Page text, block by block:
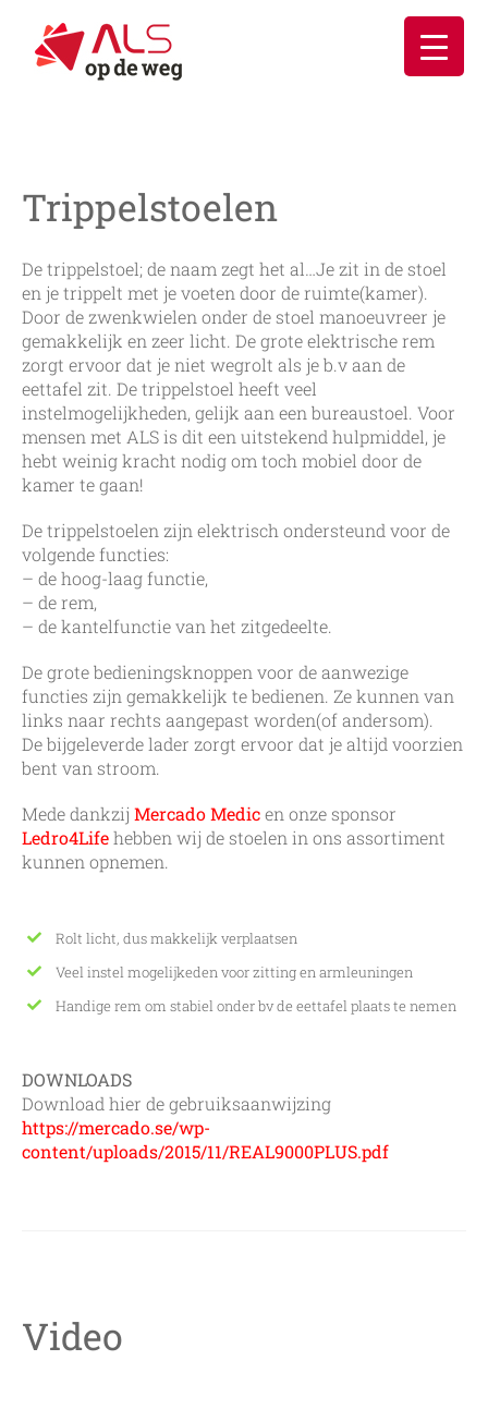
inhoud
Trippelstoelen
De trippelstoel; de naam zegt het al…Je zit in de stoel
en je trippelt met je voeten door de ruimte(kamer).
Door de zwenkwielen onder de stoel manoeuvreer je
gemakkelijk en zeer licht. De grote elektrische rem
zorgt ervoor dat je niet wegrolt als je b.v aan de
eettafel zit. De trippelstoel heeft veel
instelmogelijkheden, gelijk aan een bureaustoel. Voor
mensen met ALS is dit een uitstekend hulpmiddel, je
hebt weinig kracht nodig om toch mobiel door de
kamer te gaan!
De trippelstoelen zijn elektrisch ondersteund voor de
volgende functies:
– de hoog-laag functie,
– de rem,
– de kantelfunctie van het zitgedeelte.
De grote bedieningsknoppen voor de aanwezige
functies zijn gemakkelijk te bedienen. Ze kunnen van
links naar rechts aangepast worden(of andersom).
De bijgeleverde lader zorgt ervoor dat je altijd voorzien
bent van stroom.
Mede dankzij Mercado Medicen onze sponsor
Ledro4Lifehebben wij de stoelen in ons assortiment
kunnen opnemen.
Rolt licht, dus makkelijk verplaatsen
Veel instel mogelijkeden voor zitting en armleuningen
Handige rem om stabiel onder bv de eettafel plaats te nemen
DOWNLOADS
Download hier de gebruiksaanwijzing
https://mercado.se/wp-
content/uploads/2015/11/REAL9000PLUS.pdf
Video